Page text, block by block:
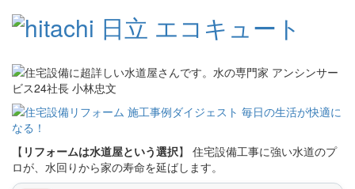
【 リフォームは水道屋という選択】 住宅設備工事に強い水道のプ
ロが、水回りから家の寿命を延ばします。